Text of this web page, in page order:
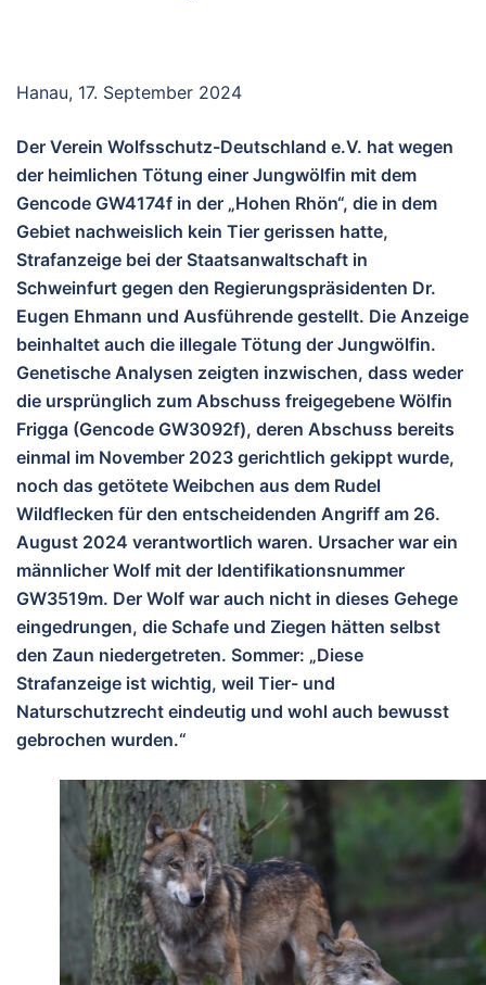
Hanau, 17. September 2024
Der Verein Wolfsschutz-Deutschland e.V. hat wegen
der heimlichen Tötung einer Jungwölfin mit dem
Gencode GW4174f in der „Hohen Rhön“, die in dem
Gebiet nachweislich kein Tier gerissen hatte,
Strafanzeige bei der Staatsanwaltschaft in
Schweinfurt gegen den Regierungspräsidenten Dr.
Eugen Ehmann und Ausführende gestellt. Die Anzeige
beinhaltet auch die illegale Tötung der Jungwölfin.
Genetische Analysen zeigten inzwischen, dass weder
die ursprünglich zum Abschuss freigegebene Wölfin
Frigga (Gencode GW3092f), deren Abschuss bereits
einmal im November 2023 gerichtlich gekippt wurde,
noch das getötete Weibchen aus dem Rudel
Wildflecken für den entscheidenden Angriff am 26.
August 2024 verantwortlich waren. Ursacher war ein
männlicher Wolf mit der Identifikationsnummer
GW3519m. Der Wolf war auch nicht in dieses Gehege
eingedrungen, die Schafe und Ziegen hätten selbst
den Zaun niedergetreten. Sommer: „Diese
Strafanzeige ist wichtig, weil Tier- und
Naturschutzrecht eindeutig und wohl auch bewusst
gebrochen wurden.“